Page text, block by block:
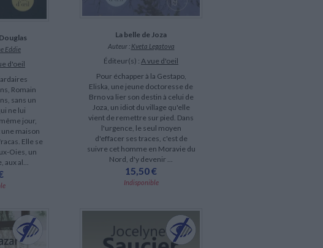
Eddie
d'oeil
Romain
sans un
ne lui
jour,
maison
Elle se
Oies, un
aux al...
La belle de Joza
Auteur : Kveta Legatova
Éditeur(s) : A vue d'oeil
Pour échapper à la Gestapo,
Eliska, une jeune doctoresse de
Brno va lier son destin à celui de
Joza, un idiot du village qu'elle
vient de remettre sur pied. Dans
l'urgence, le seul moyen
d'effacer ses traces, c'est de
suivre cet homme en Moravie du
Nord, d'y devenir ...
15,50 €
Indisponible